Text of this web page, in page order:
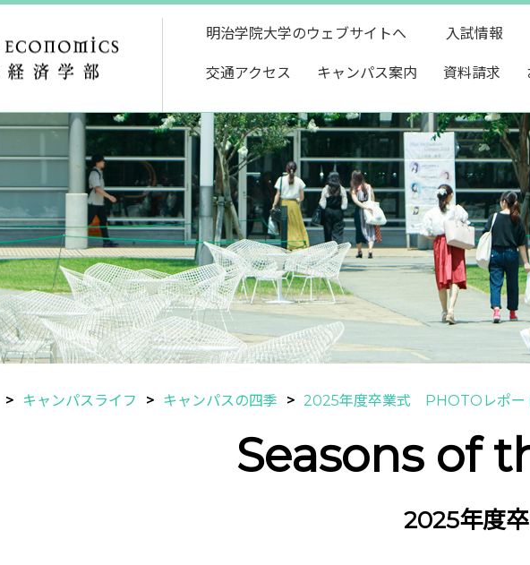
明治学院大学のウェブサイトへ 入試情報
交通アクセス キャンパス案内 資料請求
キャンパスライフ キャンパスの四季 2025年度卒業式 PHOTOレポー
Seasons of
2025年度